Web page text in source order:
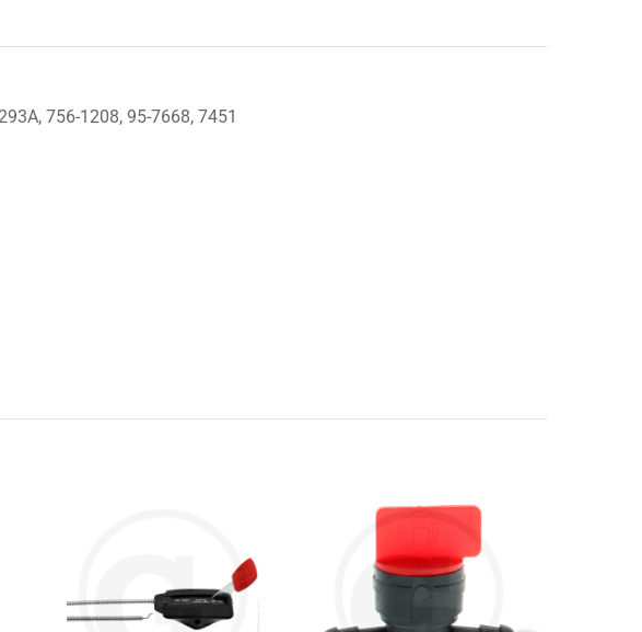
756-1208, 95-7668, 7451